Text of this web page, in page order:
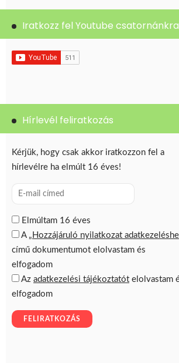
Iratkozz fel Youtube csatornánkra
Hírlevél feliratkozás